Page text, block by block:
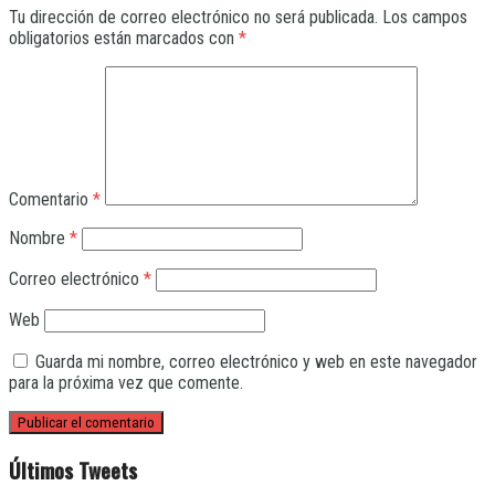
Tu dirección de correo electrónico no será publicada. Los campos
obligatorios están marcados con *
Comentario *
Nombre *
Correo electrónico *
Web
Guarda mi nombre, correo electrónico y web en este navegador
para la próxima vez que comente.
Últimos Tweets